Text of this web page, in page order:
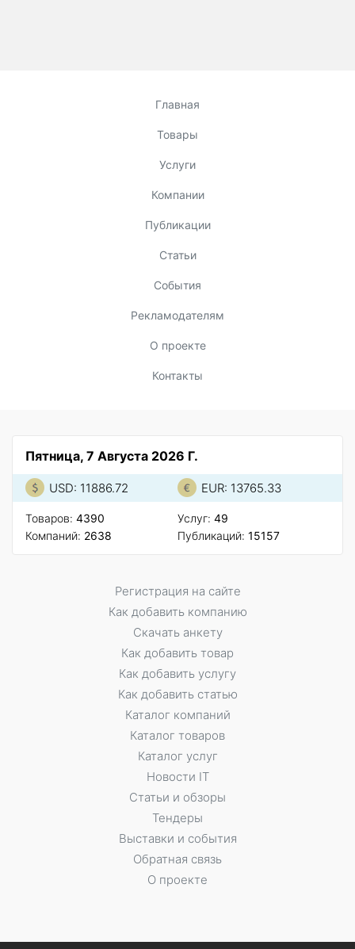
Главная
Товары
Услуги
Компании
Публикации
Статьи
События
Рекламодателям
О проекте
Контакты
Пятница, 7 Августа 2026 Г.
USD: 11886.72 EUR: 13765.33
Товаров: 4390
Компаний: 2638
Услуг: 49
Публикаций: 15157
Регистрация на сайте
Как добавить компанию
Скачать анкету
Как добавить товар
Как добавить услугу
Как добавить статью
Каталог компаний
Каталог товаров
Каталог услуг
Новости IT
Статьи и обзоры
Тендеры
Выставки и события
Обратная связь
О проекте